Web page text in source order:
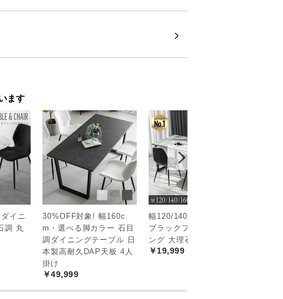
ます
イニ
調 丸
30%OFF対象! 幅160c
m・選べる脚カラー 石目
調ダイニングテーブル 日
本製高耐久DAP天板 4人
掛け
￥49,999
幅120/140/160/180cm
ブラックフレーム ダイニ
ング 大理石調 4人掛け
￥19,999